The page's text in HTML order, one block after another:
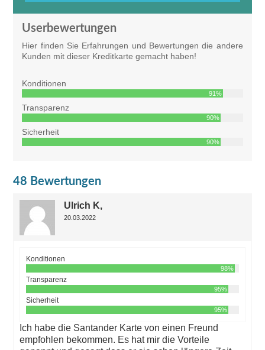
Userbewertungen
Hier finden Sie Erfahrungen und Bewertungen die andere
Kunden mit dieser Kreditkarte gemacht haben!
Konditionen
91%
Transparenz
90%
Sicherheit
90%
48 Bewertungen
Ulrich K,
20.03.2022
Konditionen
98%
Transparenz
95%
Sicherheit
95%
Ich habe die Santander Karte von einen Freund
empfohlen bekommen. Es hat mir die Vorteile